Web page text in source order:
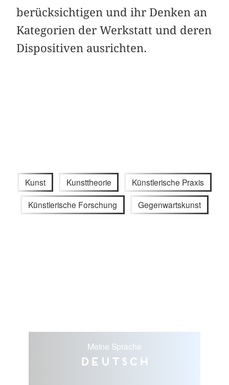
berücksichtigen und ihr Denken an
Kategorien der Werkstatt und deren
Dispositiven ausrichten.
Kunst Kunsttheorie Künstlerische Praxis
Künstlerische Forschung Gegenwartskunst
Meine Sprache
Deutsch